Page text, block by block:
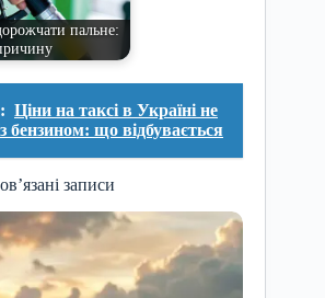
пальне:
Ціни на таксі в Україні не
бензином: що відбувається
записи